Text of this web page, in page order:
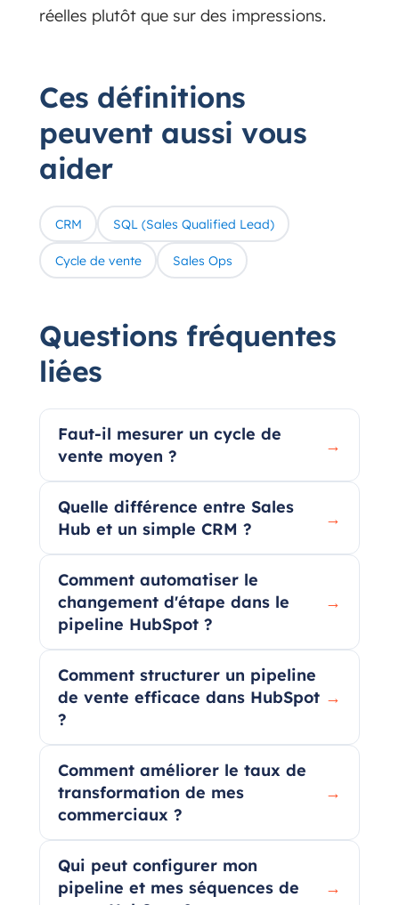
réelles plutôt que sur des impressions.
Ces définitions
peuvent aussi vous
aider
CRM SQL (Sales Qualified Lead)
Cycle de vente Sales Ops
Questions fréquentes
liées
Faut-il mesurer un cycle de
vente moyen ?
→
Quelle différence entre Sales
Hub et un simple CRM ?
→
Comment automatiser le
changement d'étape dans le
pipeline HubSpot ?
→
Comment structurer un pipeline
de vente efficace dans HubSpot
?
→
Comment améliorer le taux de
transformation de mes
commerciaux ?
→
Qui peut configurer mon
pipeline et mes séquences de
→